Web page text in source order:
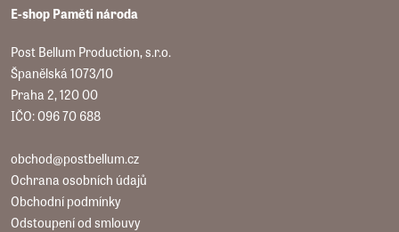
E-shop Paměti národa
Post Bellum Production, s.r.o.
Španělská 1073/10
Praha 2, 120 00
IČO: 096 70 688
obchod@postbellum.cz
Ochrana osobních údajů
Obchodní podmínky
Odstoupení od smlouvy